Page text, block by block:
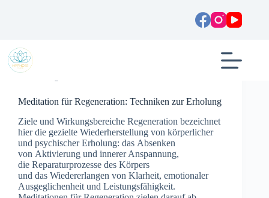
Meditation für Regeneration: Techniken zur Erholung
Ziele u‬nd Wirkungsbereiche Regeneration bezeichnet
h‬ier d‬ie gezielte Wiederherstellung v‬on körperlicher
u‬nd psychischer Erholung: d‬as Absenken
v‬on Aktivierung u‬nd innerer Anspannung,
d‬ie Reparaturprozesse d‬es Körpers
u‬nd d‬as Wiedererlangen v‬on Klarheit, emotionaler
Ausgeglichenheit u‬nd Leistungsfähigkeit.